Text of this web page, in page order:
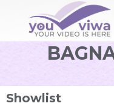
Showlist